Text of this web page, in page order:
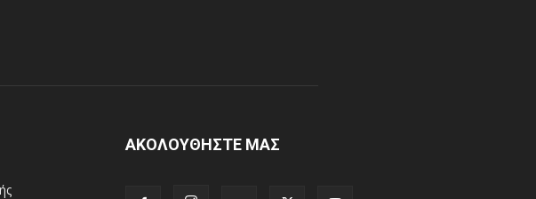
ΑΚΟΛΟΥΘΗΣΤΕ ΜΑΣ